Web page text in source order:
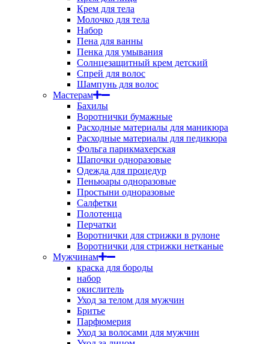
Крем для тела
Молочко для тела
Набор
Пена для ванны
Пенка для умывания
Солнцезащитный крем детский
Спрей для волос
Шампунь для волос
Мастерам
Бахилы
Воротнички бумажные
Расходные материалы для маникюра
Расходные материалы для педикюра
Фольга парикмахерская
Шапочки одноразовые
Одежда для процедур
Пеньюары одноразовые
Простыни одноразовые
Салфетки
Полотенца
Перчатки
Воротнички для стрижки в рулоне
Воротнички для стрижки нетканые
Мужчинам
краска для бороды
набор
окислитель
Уход за телом для мужчин
Бритье
Парфюмерия
Уход за волосами для мужчин